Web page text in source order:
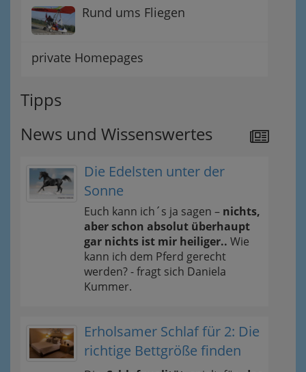
Rund ums Fliegen
private Homepages
Tipps
News und Wissenswertes
Die Edelsten unter der
Sonne
Euch kann ich´s ja sagen – nichts,
aber schon absolut überhaupt
gar nichts ist mir heiliger.. Wie
kann ich dem Pferd gerecht
werden? - fragt sich Daniela
Kummer.
Erholsamer Schlaf für 2: Die
richtige Bettgröße finden